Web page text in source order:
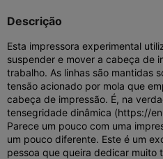
Descrição
Esta impressora experimental
suspender e mover a cabeça de
trabalho. As linhas são mantidas
tensão acionado por mola que
cabeça de impressão. É, na
tensegridade dinâmica (https://
Parece um pouco com uma
um pouco diferente. Este é um
pessoa que queira dedicar muito